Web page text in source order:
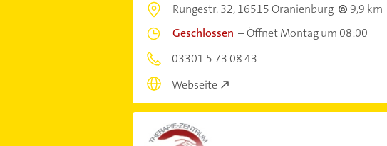
Rungestr. 32,16515 Oranienburg
9,9 km
Geschlossen –Öffnet Montag um 08:00
03301 5 73 08 43
Webseite